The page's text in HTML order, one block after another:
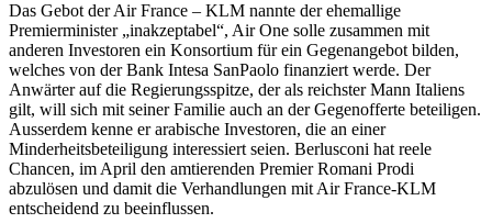
Das Gebot der Air France – KLM nannte der ehemallige
Premierminister „inakzeptabel“, Air One solle zusammen mit
anderen Investoren ein Konsortium für ein Gegenangebot bilden,
welches von der Bank Intesa SanPaolo finanziert werde. Der
Anwärter auf die Regierungsspitze, der als reichster Mann Italiens
gilt, will sich mit seiner Familie auch an der Gegenofferte beteiligen.
Ausserdem kenne er arabische Investoren, die an einer
Minderheitsbeteiligung interessiert seien. Berlusconi hat reele
Chancen, im April den amtierenden Premier Romani Prodi
abzulösen und damit die Verhandlungen mit Air France-KLM
entscheidend zu beeinflussen.